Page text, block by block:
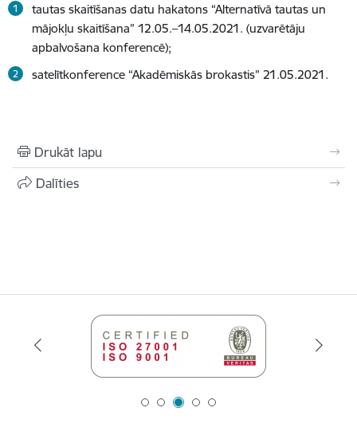
tautas skaitīšanas datu hakatons “Alternatīvā tautas un
mājokļu skaitīšana” 12.05.–14.05.2021. (uzvarētāju
apbalvošana konferencē);
satelītkonference “Akadēmiskās brokastis” 21.05.2021.
Drukāt lapu
Dalīties